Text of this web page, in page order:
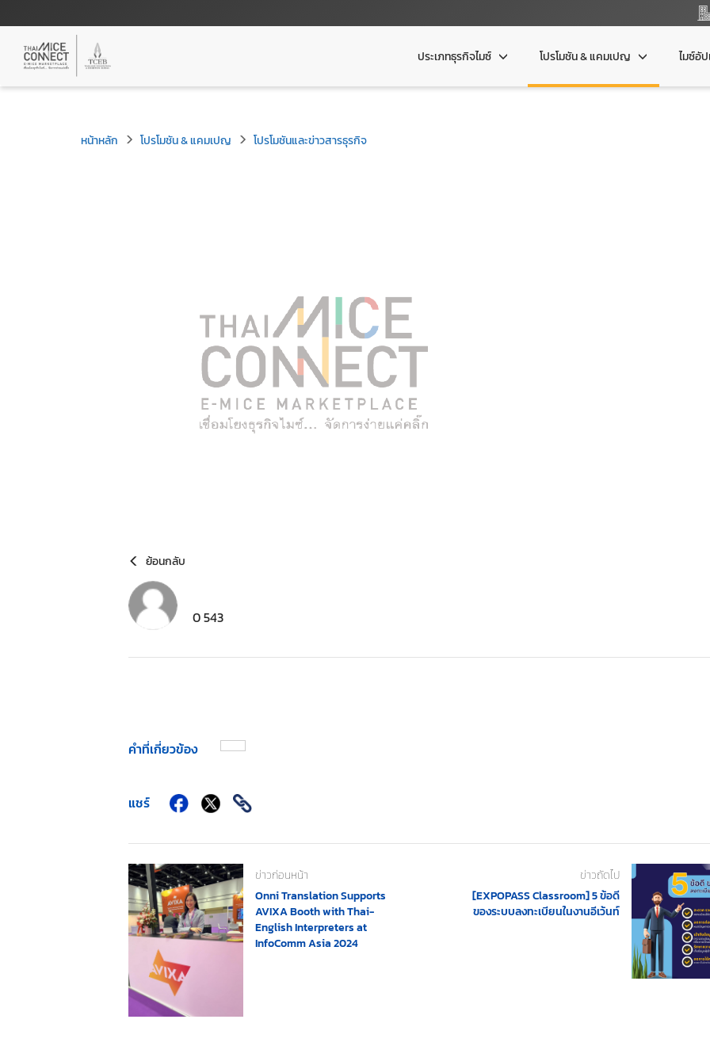
ประเภทธุรกิจไมซ์ โปรโมชัน & แคมเปญ ไมซ์อั
หน้าหลัก โปรโมชัน & แคมเปญ โปรโมชันและข่าวสารธุรกิจ
ย้อนกลับ
0 543
คำที่เกี่ยวข้อง
แชร์
ข่าวก่อนหน้า
Onni Translation Supports
AVIXA Booth with Thai-
English Interpreters at
InfoComm Asia 2024
ข่าวถัดไป
[EXPOPASS Classroom] 5 ข้อดี
ของระบบลงทะเบียนในงานอีเว้นท์